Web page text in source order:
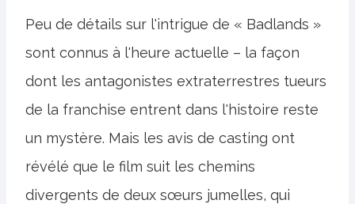
Peu de détails sur l'intrigue de « Badlands »
sont connus à l'heure actuelle – la façon
dont les antagonistes extraterrestres tueurs
de la franchise entrent dans l'histoire reste
un mystère. Mais les avis de casting ont
révélé que le film suit les chemins
divergents de deux sœurs jumelles, qui